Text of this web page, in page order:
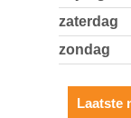
zaterdag
zondag
Laatste